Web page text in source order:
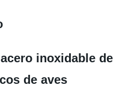
inoxidable de
de aves